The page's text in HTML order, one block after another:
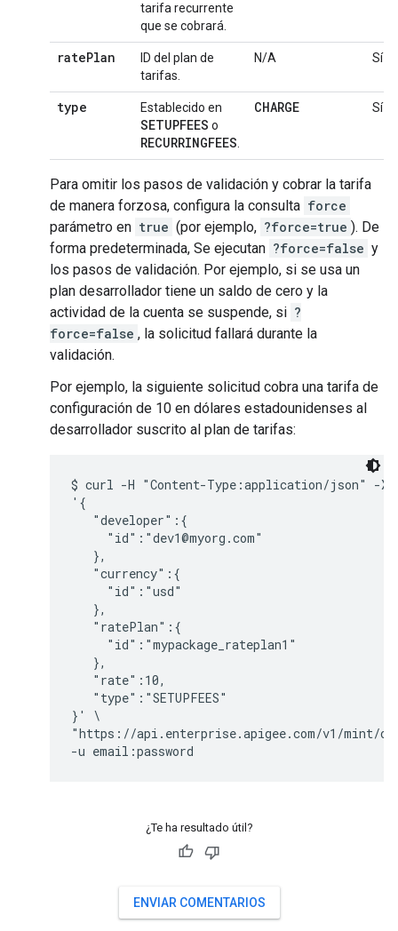
tarifa recurrente
que se cobrará.
ratePlan
ID del plan de
tarifas.
N/A Sí
type Establecido en
SETUPFEES o
RECURRINGFEES
CHARGE Sí
Para omitir los pasos de validación y cobrar la tarifa
de manera forzosa, configura la consulta force
parámetro en true (por ejemplo, ?force=true ). De
forma predeterminada, Se ejecutan ?force=false y
los pasos de validación. Por ejemplo, si se usa un
plan desarrollador tiene un saldo de cero y la
actividad de la cuenta se suspende, si ?
force=false , la solicitud fallará durante la
validación.
Por ejemplo, la siguiente solicitud cobra una tarifa de
configuración de 10 en dólares estadounidenses al
desarrollador suscrito al plan de tarifas:
$ curl -H "Content-Type:application/json" -X
'{
   "developer":{
     "id":"dev1@myorg.com"
   },
   "currency":{
     "id":"usd"
   },
   "ratePlan":{
     "id":"mypackage_rateplan1"
   },
   "rate":10,
   "type":"SETUPFEES"
}' \
"https://api.enterprise.apigee.com/v1/mint/
¿Te ha resultado útil?
ENVIAR COMENTARIOS